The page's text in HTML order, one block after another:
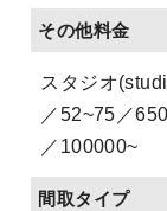
その他料金
スタジオ
／52~75／
／100000~
間取タイプ